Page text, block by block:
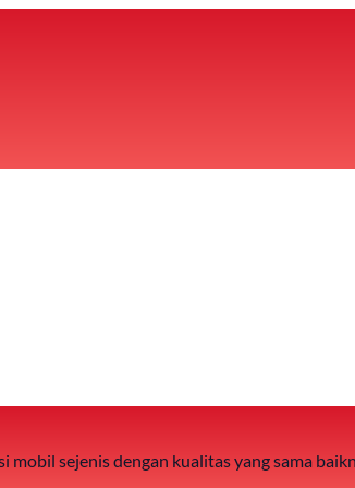
sejenis dengan kualitas yang sama